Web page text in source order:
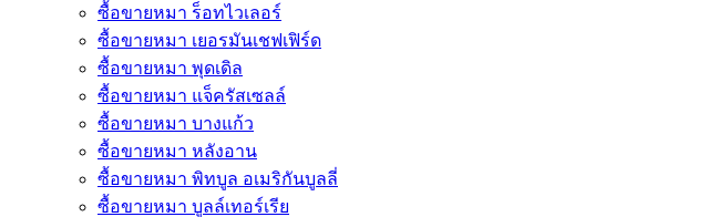
ซื้อขายหมา ร็อทไวเลอร์
ซื้อขายหมา เยอรมันเชฟเฟิร์ด
ซื้อขายหมา พุดเดิล
ซื้อขายหมา แจ็ครัสเซลล์
ซื้อขายหมา บางแก้ว
ซื้อขายหมา หลังอาน
ซื้อขายหมา พิทบูล อเมริกันบูลลี่
ซื้อขายหมา บูลล์เทอร์เรีย